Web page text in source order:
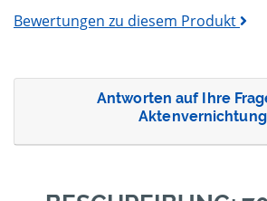
Bewertungen zu diesem Produkt
Antworten auf Ihre
Aktenvernichtung